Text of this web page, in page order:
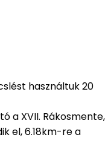
használtuk 20
a XVII. Rákosmente,
el, 6.18km-re a